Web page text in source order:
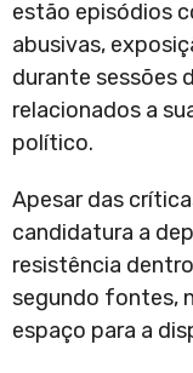
estão episódios
abusivas,
durante sessões
relacionados a
político.
Apesar das
candidatura a
resistência
segundo fontes,
espaço para a